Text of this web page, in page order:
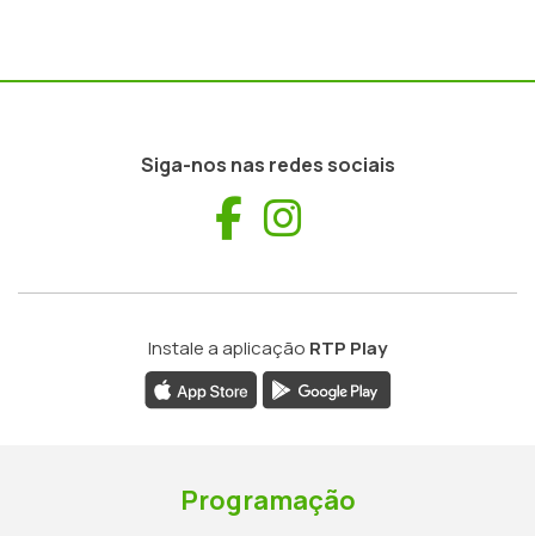
Siga-nos nas redes sociais
Facebook
Instale a aplicação RTP Play
Programação